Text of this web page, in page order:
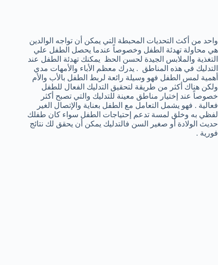
واحد من أكث التحديات المحبطة التي يمكن أن تواجه الوالدين
هي محاولة تهدئة الطفل وخصوصاً عندما يحصل الطفل علي
التغذية والملابس الجيدة لحسن الحظ يمكنك تهدئة الطفل عند
التدليك في هذه المناطق . يدرك معظم الأباء والأمهات مدي
أهمية لمس الطفل فهو وسيلة رائعة لربط الطفل بالأب والأم
ولكن هناك أكثر من طريقة لتحقيق التدليك الفعال للطفل
خصوصاً عند إختيار مناطق معينة للتدليك والتي تصبح أكثر
فعالية . فهو يشمل التعامل مع الطفل بعناية والإتصال الغير
لفظي به وخلق لمسة تدعم إحتياجات الطفل سواء كان طفلك
حديث الولادة أو صغير السن فالتدليك يمكن أن يحقق لك نتائج
فورية .